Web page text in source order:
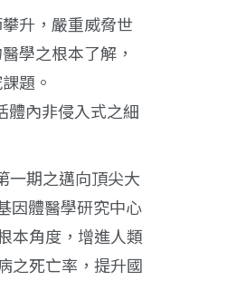
升，嚴重威脅世
學之根本了解，
題。
內非侵入式之細
一期之邁向頂尖大
因體醫學研究中心
本角度，增進人類
之死亡率，提升國